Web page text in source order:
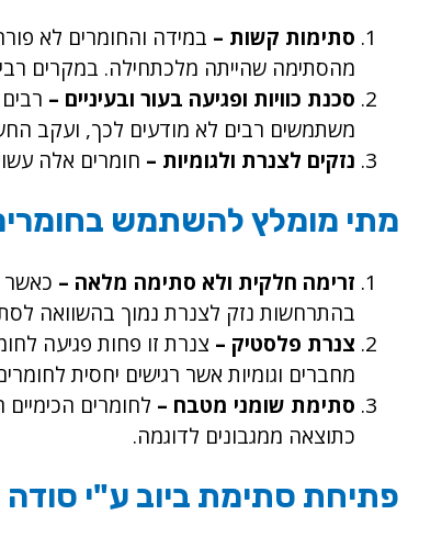
סתימות קשות – במידה והחומרים לא
מהסתימה שהייתה מלכתחילה. במקרים
סכנת כוויות ופגיעה בעור ובעיניים –
משתמשים רבים לא מודעים לכך, ועקב
נזקים לצנרת ולגומיות – חומרים אלה
מתי מומלץ להשתמש
זרימה חלקית ולא סתימה מלאה – כאשר
בהתרחשות נזק לצנרת נמוך בהשוואה
צנרת פלסטיק – צנרת זו פחות פגיעה
מחברים וגומיות אשר רגישים יחסית
סתימת שומני מטבח – לחומרים
כתוצאה ממגבונים לדוגמה.
פתיחת סתימת ביוב ע"י